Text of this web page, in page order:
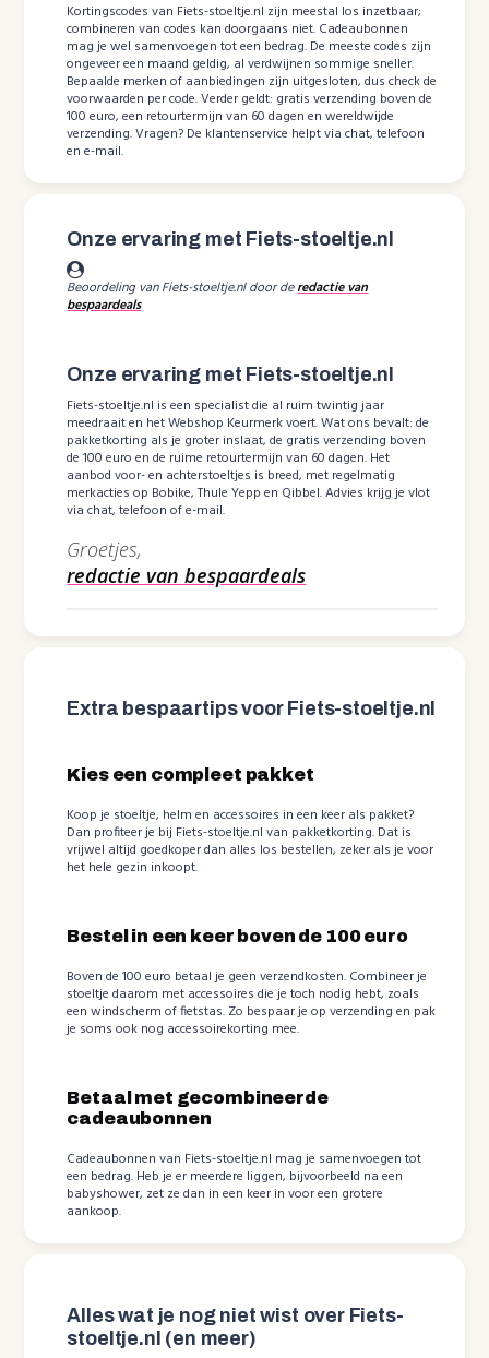
Kortingscodes van Fiets-stoeltje.nl zijn meestal los inzetbaar;
combineren van codes kan doorgaans niet. Cadeaubonnen
mag je wel samenvoegen tot een bedrag. De meeste codes zijn
ongeveer een maand geldig, al verdwijnen sommige sneller.
Bepaalde merken of aanbiedingen zijn uitgesloten, dus check de
voorwaarden per code. Verder geldt: gratis verzending boven de
100 euro, een retourtermijn van 60 dagen en wereldwijde
verzending. Vragen? De klantenservice helpt via chat, telefoon
en e-mail.
Onze ervaring met Fiets-stoeltje.nl
Beoordeling van Fiets-stoeltje.nl door deredactie van
bespaardeals
Onze ervaring met Fiets-stoeltje.nl
Fiets-stoeltje.nl is een specialist die al ruim twintig jaar
meedraait en het Webshop Keurmerk voert. Wat ons bevalt: de
pakketkorting als je groter inslaat, de gratis verzending boven
de 100 euro en de ruime retourtermijn van 60 dagen. Het
aanbod voor- en achterstoeltjes is breed, met regelmatig
merkacties op Bobike, Thule Yepp en Qibbel. Advies krijg je vlot
via chat, telefoon of e-mail.
Groetjes,
redactie van bespaardeals
Extra bespaartips voor Fiets-stoeltje.nl
Kies een compleet pakket
Koop je stoeltje, helm en accessoires in een keer als pakket?
Dan profiteer je bij Fiets-stoeltje.nl van pakketkorting. Dat is
vrijwel altijd goedkoper dan alles los bestellen, zeker als je voor
het hele gezin inkoopt.
Bestel in een keer boven de 100 euro
Boven de 100 euro betaal je geen verzendkosten. Combineer je
stoeltje daarom met accessoires die je toch nodig hebt, zoals
een windscherm of fietstas. Zo bespaar je op verzending en pak
je soms ook nog accessoirekorting mee.
Betaal met gecombineerde
cadeaubonnen
Cadeaubonnen van Fiets-stoeltje.nl mag je samenvoegen tot
een bedrag. Heb je er meerdere liggen, bijvoorbeeld na een
babyshower, zet ze dan in een keer in voor een grotere
aankoop.
Alles wat je nog niet wist over Fiets-
stoeltje.nl (en meer)